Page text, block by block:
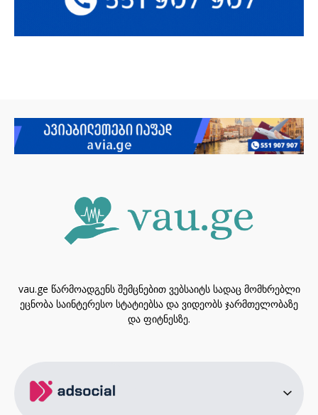
vau.ge წარმოადგენს შემცნებით ვებსაიტს სადაც მომხრებლი
ეცნობა საინტერესო სტატიებსა და ვიდეობს ჯარმთელობაზე
და ფიტნესზე.